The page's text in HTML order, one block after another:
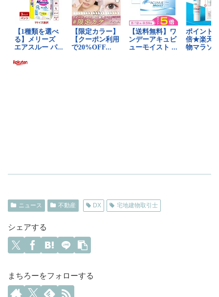
ニュース 不動産 DX 宅地建物取引士
シェアする
まちろーをフォローする